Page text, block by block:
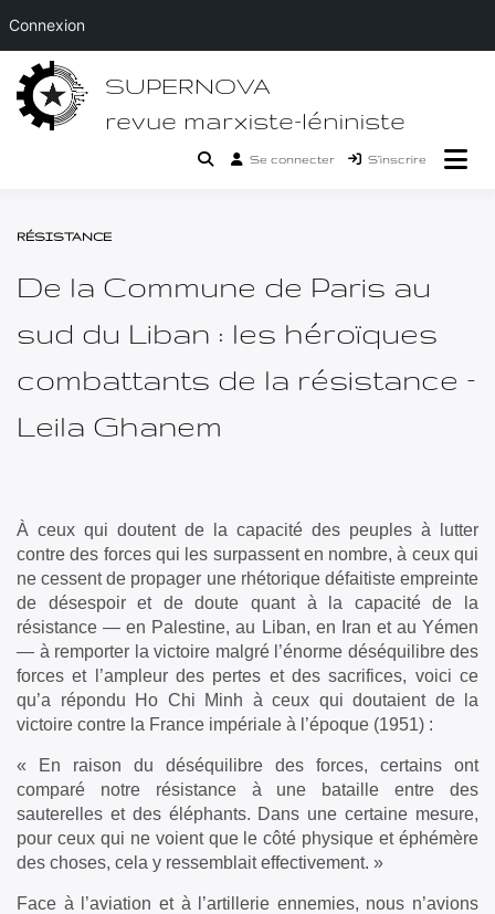
Passer
contenu
SUPERNOVA
revue marxiste-léniniste
Se connecter S’inscrire
RÉSISTANCE
De la Commune de Paris au
sud du Liban : les héroïques
combattants de la résistance –
Leila Ghanem
À ceux qui doutent de la capacité des peuples à lutter
contre des forces qui les surpassent en nombre, à ceux qui
ne cessent de propager une rhétorique défaitiste empreinte
de désespoir et de doute quant à la capacité de la
résistance — en Palestine, au Liban, en Iran et au Yémen
— à remporter la victoire malgré l’énorme déséquilibre des
forces et l’ampleur des pertes et des sacrifices, voici ce
qu’a répondu Ho Chi Minh à ceux qui doutaient de la
victoire contre la France impériale à l’époque (1951) :
« En raison du déséquilibre des forces, certains ont
comparé notre résistance à une bataille entre des
sauterelles et des éléphants. Dans une certaine mesure,
pour ceux qui ne voient que le côté physique et éphémère
des choses, cela y ressemblait effectivement. »
Face à l’aviation et à l’artillerie ennemies, nous n’avions
Connexion